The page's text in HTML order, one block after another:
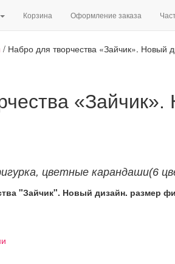
Корзина Оформление заказа
/ Набро для творчества «Зайчик».
, цветные карандаши(6
"Зайчик". Новый дизайн. размер